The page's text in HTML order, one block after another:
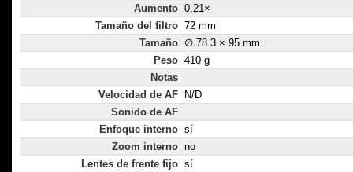
Aumento 0,21×
Tamaño del filtro 72 mm
Tamaño ∅ 78.3 × 95 mm
Peso 410 g
Notas
Velocidad de AF
N/D
Sonido de AF
Enfoque interno sí
Zoom interno no
Lentes de frente fijo sí